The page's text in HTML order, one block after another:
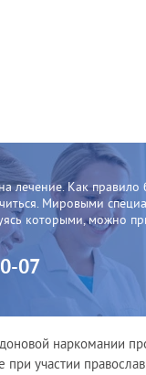
лечение. Как
Мировыми
которыми, можно
07
наркомании
при участии